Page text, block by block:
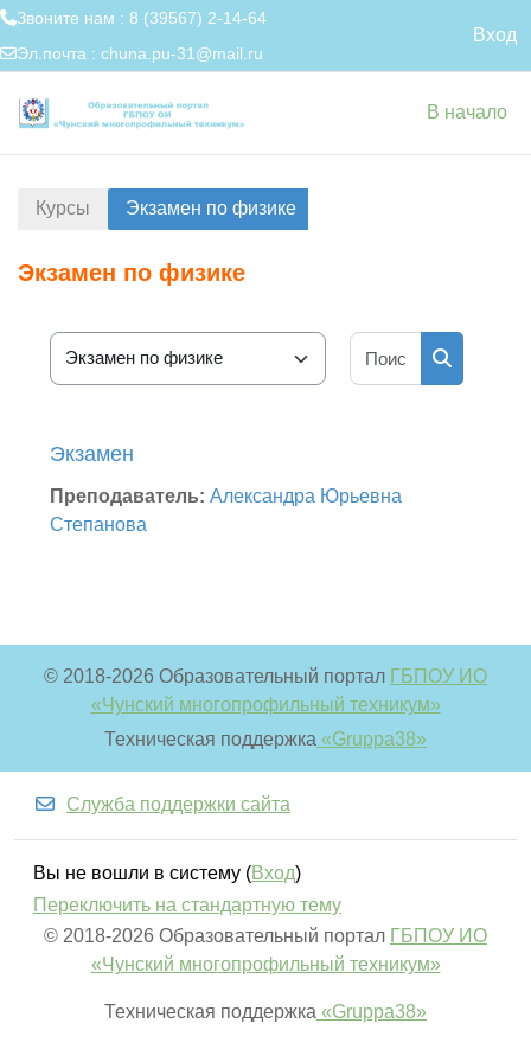
Звоните нам : 8 (39567) 2-14-64
Эл.почта : chuna.pu-31@mail.ru
Вход
В начало
Курсы Экзамен по физике
Экзамен по физике
Категории курсов
Поиск курса
Экзамен
Преподаватель: Александра Юрьевна
Степанова
© 2018-2026 Образовательный портал ГБПОУ ИО
«Чунский многопрофильный техникум»
Техническая поддержка «Gruppa38»
Служба поддержки сайта
Вы не вошли в систему (Вход)
Переключить на стандартную тему
© 2018-2026 Образовательный портал ГБПОУ ИО
«Чунский многопрофильный техникум»
Техническая поддержка «Gruppa38»